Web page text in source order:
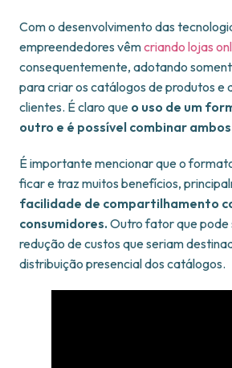
Com o desenvolvimento das
empreendedores vêmcriando lojas
consequentemente, adotando
para criar os catálogos de produtos e
clientes. É claro que o uso de um
outro e é possível combinar ambos
É importante mencionar que o
ficar e traz muitos benefícios,
facilidade de compartilhamento
consumidores. Outro fator que pode
redução de custos que seriam
distribuição presencial dos catálogos.